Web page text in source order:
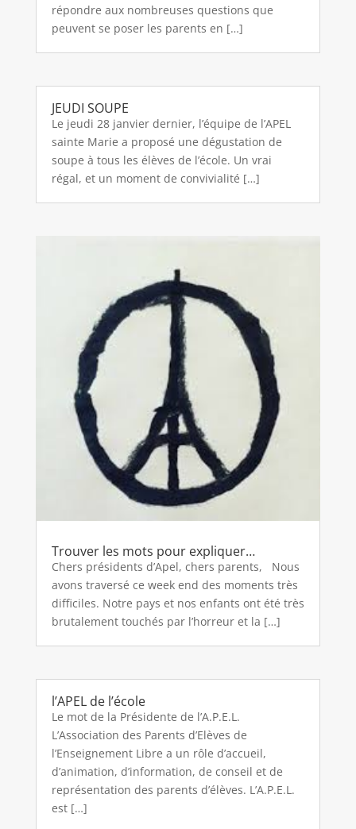
répondre aux nombreuses questions que
peuvent se poser les parents en […]
JEUDI SOUPE
Le jeudi 28 janvier dernier, l’équipe de l’APEL
sainte Marie a proposé une dégustation de
soupe à tous les élèves de l’école. Un vrai
régal, et un moment de convivialité […]
Trouver les mots pour expliquer…
Chers présidents d’Apel, chers parents, Nous
avons traversé ce week end des moments très
difficiles. Notre pays et nos enfants ont été très
brutalement touchés par l’horreur et la […]
l’APEL de l’école
Le mot de la Présidente de l’A.P.E.L.
L’Association des Parents d’Elèves de
l’Enseignement Libre a un rôle d’accueil,
d’animation, d’information, de conseil et de
représentation des parents d’élèves. L’A.P.E.L.
est […]